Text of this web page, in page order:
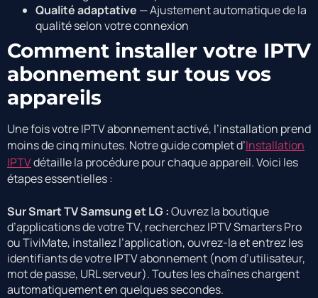
Qualité adaptative — Ajustement automatique de la
qualité selon votre connexion
Comment installer votre IPTV
abonnement sur tous vos
appareils
Une fois votre IPTV abonnement activé, l’installation prend
moins de cinq minutes. Notre guide complet d’Installation
IPTVdétaille la procédure pour chaque appareil. Voici les
étapes essentielles :
Sur Smart TV Samsung et LG :Ouvrez la boutique
d’applications de votre TV, recherchez IPTV Smarters Pro
ou TiviMate, installez l’application, ouvrez-la et entrez les
identifiants de votre IPTV abonnement (nom d’utilisateur,
mot de passe, URL serveur). Toutes les chaînes chargent
automatiquement en quelques secondes.